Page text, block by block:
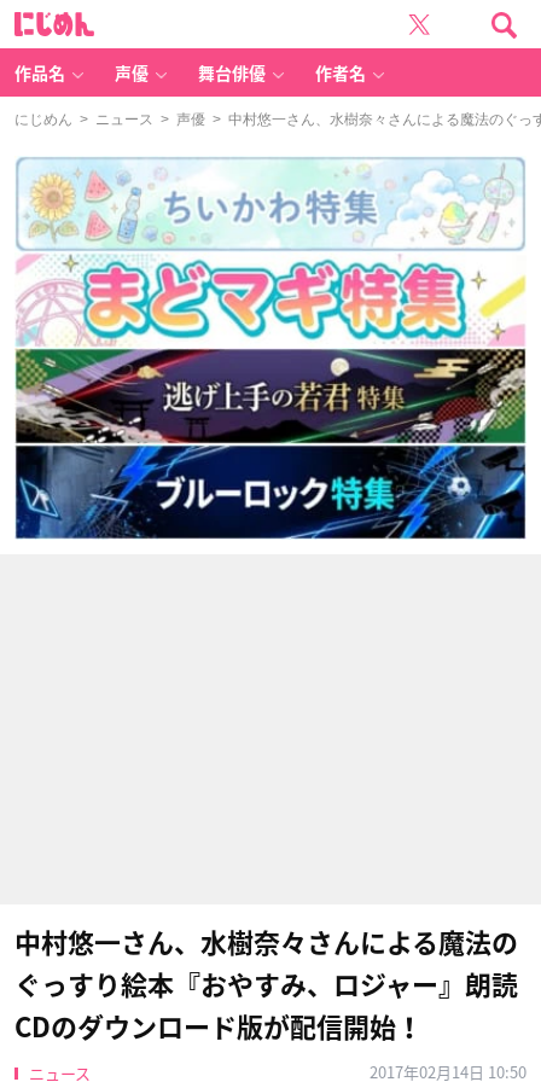
作品名 声優 舞台俳優 作者名
にじめん > ニュース > 声優 > 中村悠一さん、水樹奈々さんによる魔法のぐ
中村悠一さん、水樹奈々さんによる魔法の
ぐっすり絵本『おやすみ、ロジャー』朗読
CDのダウンロード版が配信開始！
ニュース
2017年02月14日 10:50